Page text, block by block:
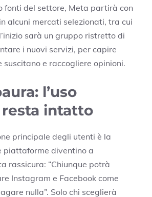
fonti del settore, Meta partirà con
in alcuni mercati selezionati, tra cui
sarà un gruppo ristretto di
i nuovi servizi, per capire
suscitano e raccogliere opinioni.
l’uso
intatto
principale degli utenti è la
piattaforme diventino a
rassicura: “Chiunque potrà
Instagram e Facebook come
nulla”. Solo chi sceglierà